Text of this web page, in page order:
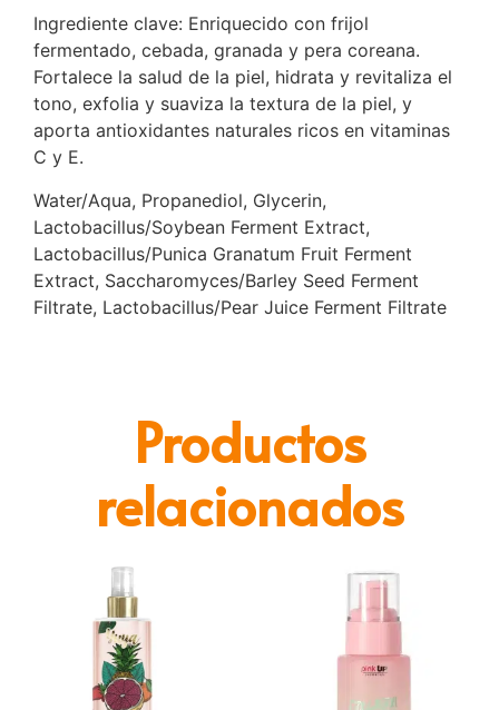
Ingrediente clave: Enriquecido con frijol
fermentado, cebada, granada y pera coreana.
Fortalece la salud de la piel, hidrata y revitaliza el
tono, exfolia y suaviza la textura de la piel, y
aporta antioxidantes naturales ricos en vitaminas
C y E.
Water/Aqua, Propanediol, Glycerin,
Lactobacillus/Soybean Ferment Extract,
Lactobacillus/Punica Granatum Fruit Ferment
Extract, Saccharomyces/Barley Seed Ferment
Filtrate, Lactobacillus/Pear Juice Ferment Filtrate
Productos
relacionados